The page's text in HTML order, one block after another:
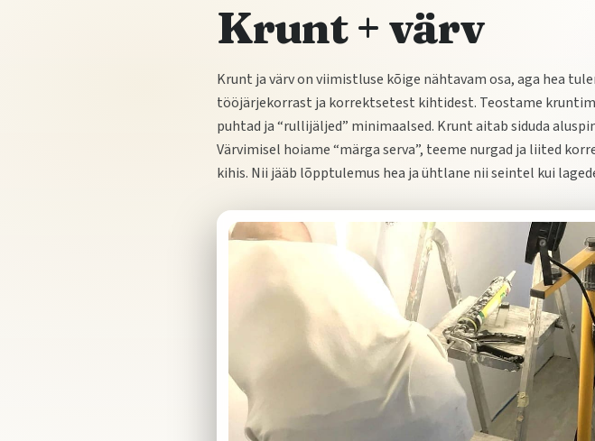
Krunt + värv
Krunt ja värv on viimistluse kõige nähtavam osa, aga hea
tööjärjekorrast ja korrektsetest kihtidest. Teostame
puhtad ja “rullijäljed” minimaalsed. Krunt aitab siduda
Värvimisel hoiame “märga serva”, teeme nurgad ja liited
kihis. Nii jääb lõpptulemus hea ja ühtlane nii seintel kui